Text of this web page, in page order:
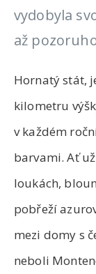
vydobyla
až
Hornatý stát,
kilometru
v každém
barvami. Ať
loukách,
pobřeží
mezi domy s
neboli